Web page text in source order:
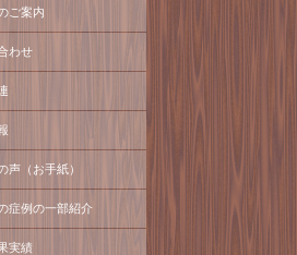
ご案内
わせ
声（お手紙）
症例の一部紹介
実績